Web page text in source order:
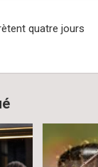
quatre jours